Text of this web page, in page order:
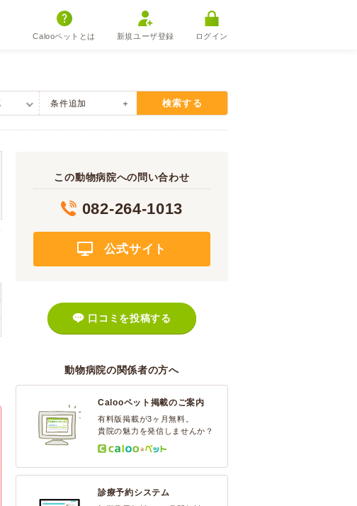
Calooペットとは 新規ユーザ登録 ログイン
条件追加 検索する
この動物病院への問い合わせ
082-264-1013
公式サイト
口コミを投稿する
動物病院の関係者の方へ
Calooペット掲載のご案内
有料版掲載が3ヶ月無料。
貴院の魅力を発信しませんか？
診療予約システム